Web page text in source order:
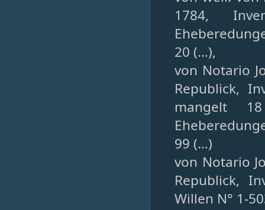
1784,
20 (…),
von Notario
Republick,
mangelt
99 (…)
von Notario
Republick,
Willen N° 1-